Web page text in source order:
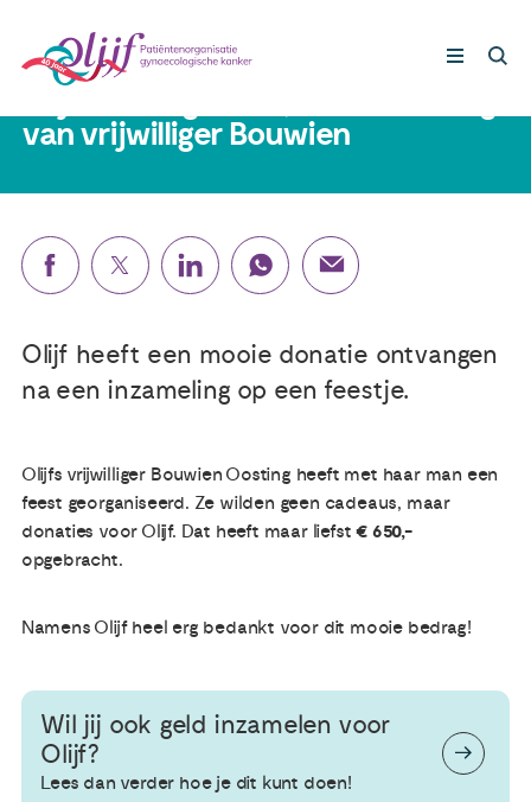
Agenda
Over ons
Contact
Lotgenoten
Leven met/na kanker
Steun ons
26 oktober 2023
van vrijwilliger Bouwien
Olijf heeft een mooie donatie ontvangen
na een inzameling op een feestje.
Olijfs vrijwilliger Bouwien Oosting heeft met haar man een
feest georganiseerd. Ze wilden geen cadeaus, maar
donaties voor Olijf. Dat heeft maar liefst€ 650,-
opgebracht.
Namens Olijf heel erg bedankt voor dit mooie bedrag!
Wil jij ook geld inzamelen voor
Olijf?
Lees dan verder hoe je dit kunt doen!